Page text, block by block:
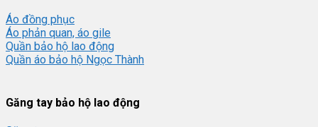
Áo đồng phục
Áo phản quan, áo gile
Quần bảo hộ lao động
Quần áo bảo hộ Ngọc Thành
Găng tay bảo hộ lao động